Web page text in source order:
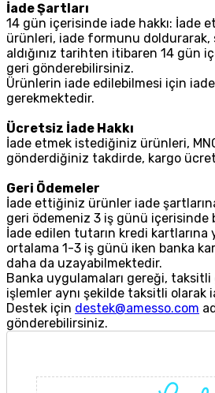
İade Şartları
14 gün içerisinde iade hakkı: İade
ürünleri, iade formunu doldurarak,
aldığınız tarihten itibaren 14 gün
geri gönderebilirsiniz.
Ürünlerin iade edilebilmesi için iade
gerekmektedir.
Ücretsiz İade Hakkı
İade etmek istediğiniz ürünleri,
gönderdiğiniz takdirde, kargo
Geri Ödemeler
İade ettiğiniz ürünler iade
geri ödemeniz 3 iş günü içerisinde
İade edilen tutarın kredi kartlarına
ortalama 1-3 iş günü iken banka
daha da uzayabilmektedir.
Banka uygulamaları gereği,
işlemler aynı şekilde taksitli olarak
Destek için destek@amesso.com
gönderebilirsiniz.